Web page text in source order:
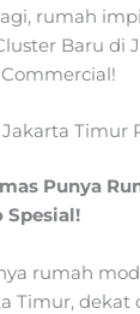
rumah
Baru di
Timur
Punya
Spesial!
rumah
Timur, dekat